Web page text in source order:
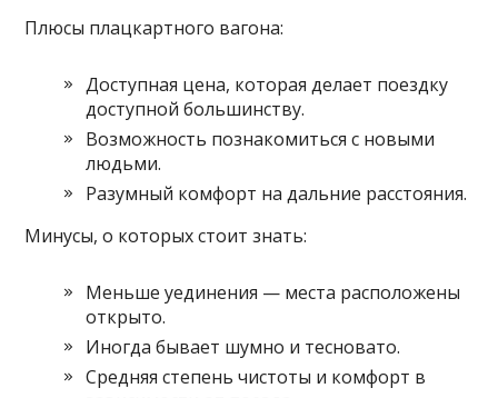
Плюсы плацкартного вагона:
Доступная цена, которая делает поездку
доступной большинству.
Возможность познакомиться с новыми
людьми.
Разумный комфорт на дальние расстояния.
Минусы, о которых стоит знать:
Меньше уединения — места расположены
открыто.
Иногда бывает шумно и тесновато.
Средняя степень чистоты и комфорт в